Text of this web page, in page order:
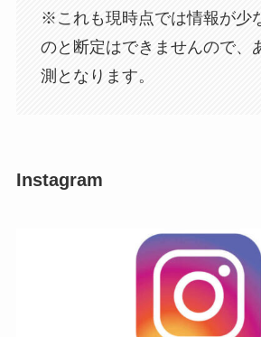
※これも現時点では情報が少
のと断定はできませんので、
測となります。
Instagram